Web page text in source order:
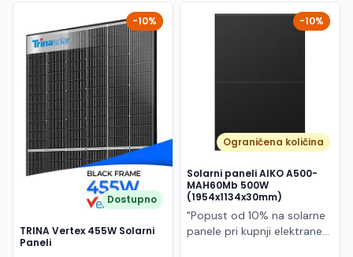
Crnogorski
MK Македонски
-10%
Dostupno
TRINA Vertex 455W Solarni
Paneli
-10%
Ograničena količina
Solarni paneli AIKO A500-
MAH60Mb 500W
(1954x1134x30mm)
"Popust od 10% na solarne
panele pri kupnji elektrane